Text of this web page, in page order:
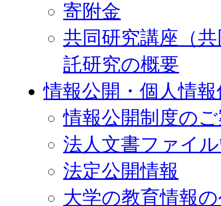
寄附金
共同研究講座（
託研究の概要
情報公開・個人情
情報公開制度の
法人文書ファイ
法定公開情報
大学の教育情報